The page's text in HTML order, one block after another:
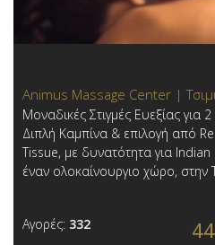
Animus Massage Center |
Μοναδικές Στιγμές Ευεξίας για
Διπλή Καμπίνα & επιλογή από
Tissue, με δυνατότητα για
έναν ολοκαίνουργιο χώρο, στην
Αγορές: 332